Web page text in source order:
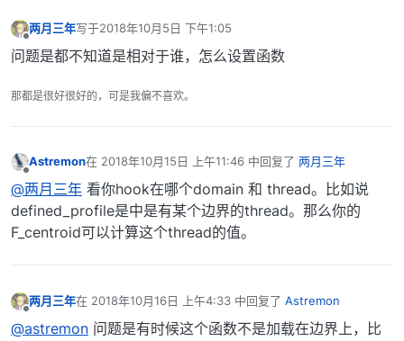
两月三年写于2018年10月5日 下午1:05
最后由 编辑
问题是都不知道是相对于谁，怎么设置函数
那都是很好很好的，可是我偏不喜欢。
Astremon在 2018年10月15日 上午11:46 中回复了 两月三年
最后由 编辑
@两月三年 看你hook在哪个domain 和 thread。比如说
defined_profile是中是有某个边界的thread。那么你的
F_centroid可以计算这个thread的值。
两月三年在 2018年10月16日 上午4:33 中回复了 Astremon
最后由 编辑
@astremon 问题是有时候这个函数不是加载在边界上，比